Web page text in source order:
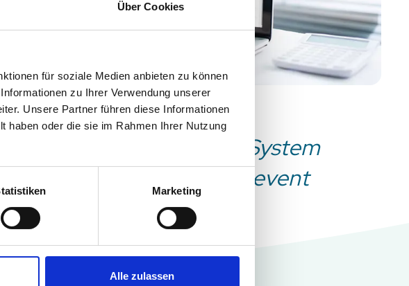
Über Cookies
für soziale Medien anbieten zu können
zu Ihrer Verwendung unserer
Unsere Partner führen diese Informationen
haben oder die sie im Rahmen Ihrer Nutzung
Marketing
Alle zulassen
Produktion! Das System
richtig zu machen.“ – Levent